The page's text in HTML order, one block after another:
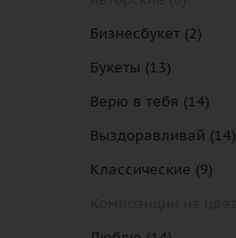
разноцветный (
розовый (17
синий (
фиолетовый (
)
чайный (
черный (3 )
Бизнесбукет (2)
Букеты (13)
Верю в тебя (14)
Выздоравливай (14)
Классические (9)